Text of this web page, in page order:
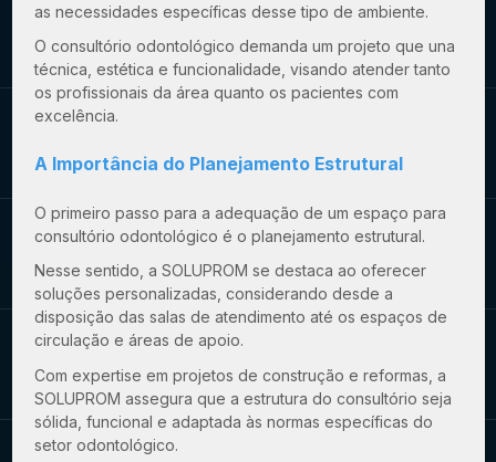
as necessidades específicas desse tipo de ambiente.
O consultório odontológico demanda um projeto que una
técnica, estética e funcionalidade, visando atender tanto
os profissionais da área quanto os pacientes com
excelência.
A Importância do Planejamento Estrutural
O primeiro passo para a adequação de um espaço para
consultório odontológico é o planejamento estrutural.
Nesse sentido, a SOLUPROM se destaca ao oferecer
soluções personalizadas, considerando desde a
disposição das salas de atendimento até os espaços de
circulação e áreas de apoio.
Com expertise em projetos de construção e reformas, a
SOLUPROM assegura que a estrutura do consultório seja
sólida, funcional e adaptada às normas específicas do
setor odontológico.